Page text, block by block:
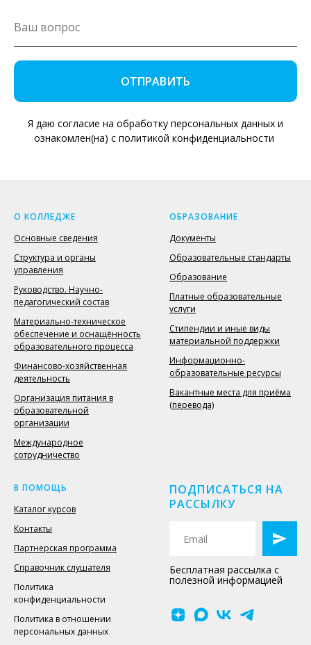
ОТПРАВИТЬ
Я даю согласие на обработку персональных данных и
ознакомлен(на) с политикой конфиденциальности
О КОЛЛЕДЖЕ
Основные сведения
Структура и органы
управления
Руководство. Научно-
педагогический состав
Материально-техническое
обеспечение и оснащённость
образовательного процесса
Финансово-хозяйственная
деятельность
Организация питания в
образовательной
организации
Международное
сотрудничество
ОБРАЗОВАНИЕ
Документы
Образовательные стандарты
Образование
Платные образовательные
услуги
Стипендии и иные виды
материальной поддержки
Информационно-
образовательные ресурсы
Вакантные места для приёма
(перевода)
В ПОМОЩЬ
Каталог курсов
Контакты
Партнерская программа
Справочник слушателя
Политика
конфиденциальности
Политика в отношении
персональных данных
ПОДПИСАТЬСЯ НА
РАССЫЛКУ
Бесплатная рассылка с
полезной информацией